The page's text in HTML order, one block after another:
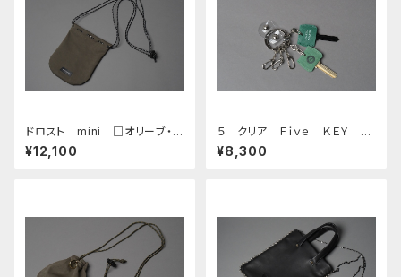
ドロスト mini □オリーブ・ブ
ラック□
¥12,100
５ クリア Ｆｉｖｅ ＫＥＹ Ｒ
ＩＮＧ／ＫＥＹ ＣＡＰセット ク
リアSILVER ⑤／SCグリー
¥8,300